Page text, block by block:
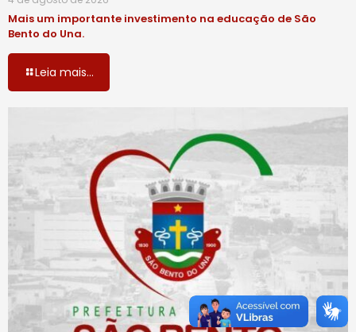
Mais um importante investimento na educação de São
Bento do Una.
Leia mais...